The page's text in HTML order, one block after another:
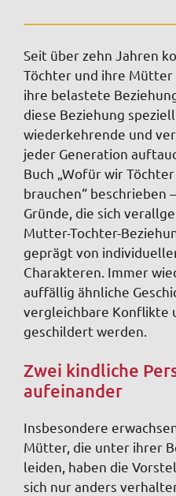
Seit über zehn Jahren
Töchter und ihre Mütter
ihre belastete
diese Beziehung
wiederkehrende und
jeder Generation
Buch „Wofür wir
brauchen“ beschrieben
Gründe, die sich
Mutter-Tochter-
geprägt von
Charakteren. Immer
auffällig ähnliche
vergleichbare Konflikte
geschildert werden.
Zwei kindliche
aufeinander
Insbesondere
Mütter, die unter ihrer
leiden, haben die
sich nur anders